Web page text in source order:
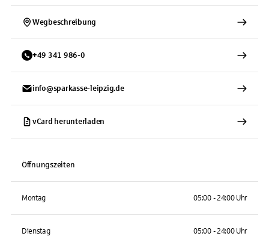
Wegbeschreibung
+49 341 986-0
info@sparkasse-leipzig.de
vCard herunterladen
Öffnungszeiten
Montag 05:00 - 24:00 Uhr
Dienstag 05:00 - 24:00 Uhr